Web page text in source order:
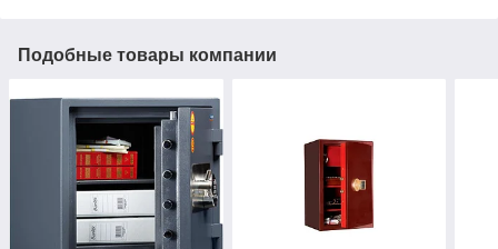
Подобные товары компании